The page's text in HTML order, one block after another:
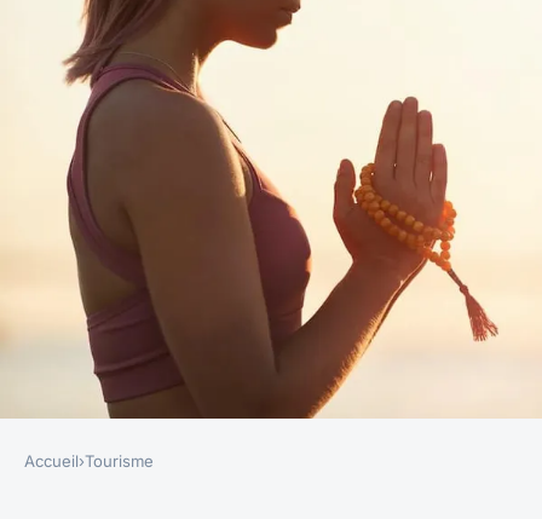
Accueil›Tourisme